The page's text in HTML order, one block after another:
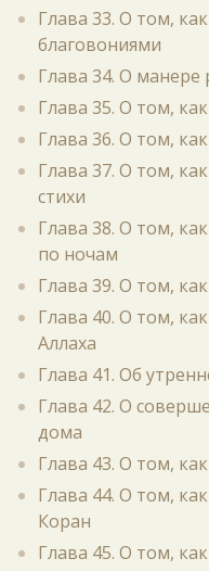
Глава 33. О том,
благовониями
Глава 34. О манере
Глава 35. О том,
Глава 36. О том,
Глава 37. О том,
стихи
Глава 38. О том,
по ночам
Глава 39. О том,
Глава 40. О том,
Аллаха
Глава 41. Об
Глава 42. О
дома
Глава 43. О том,
Глава 44. О том,
Коран
Глава 45. О том,